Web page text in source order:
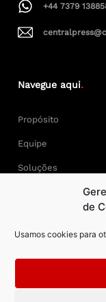
de
Usamos cookies para
+44 7379
Navegue aqui.
Propósito
Equipe
Soluções
Central Press –